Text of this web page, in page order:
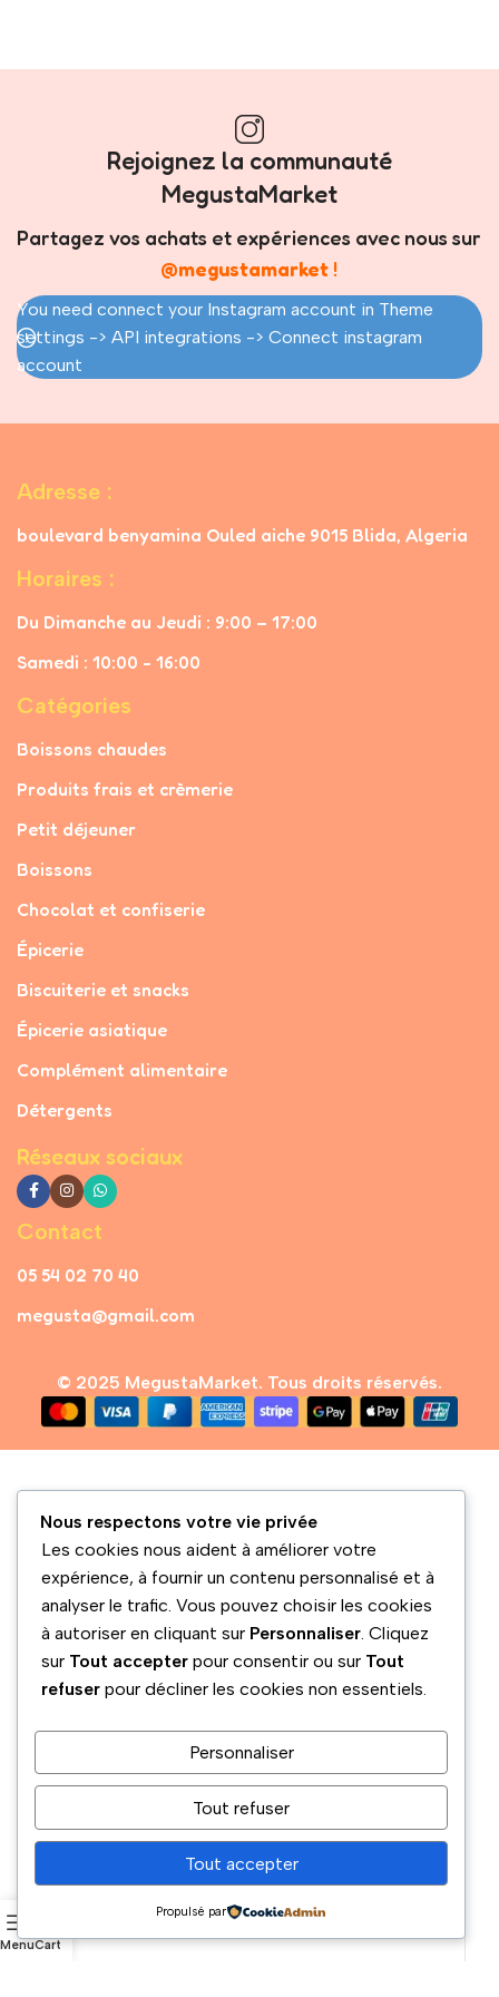
Rejoignez la communauté
MegustaMarket
Partagez vos achats et expériences avec nous sur
@megustamarket !
You need connect your Instagram account in Theme
settings -> API integrations -> Connect instagram
account
Adresse :
boulevard benyamina Ouled aiche 9015 Blida, Algeria
Horaires :
Du Dimanche au Jeudi : 9:00 – 17:00
Samedi : 10:00 - 16:00
Catégories
Boissons chaudes
Produits frais et crèmerie
Petit déjeuner
Boissons
Chocolat et confiserie
Épicerie
Biscuiterie et snacks
Épicerie asiatique
Complément alimentaire
Détergents
Réseaux sociaux
Contact
05 54 02 70 40
megusta@gmail.com
© 2025 MegustaMarket. Tous droits réservés.
Besoin d’infos ou envie de
discuter ? Contactez-nous !
MenuCart
Nous respectons votre vie privée
Les cookies nous aident à améliorer votre
expérience, à fournir un contenu personnalisé et à
analyser le trafic. Vous pouvez choisir les cookies
à autoriser en cliquant sur Personnaliser . Cliquez
sur Tout accepter pour consentir ou sur Tout
refuser pour décliner les cookies non essentiels.
Personnaliser
Tout refuser
Tout accepter
Propulsé par